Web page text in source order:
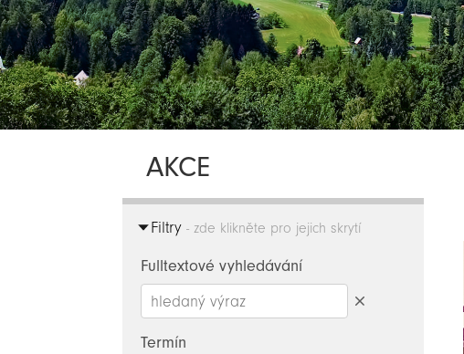
AKCE
Filtry - zde klikněte pro jejich skrytí
Fulltextové vyhledávání
Termín